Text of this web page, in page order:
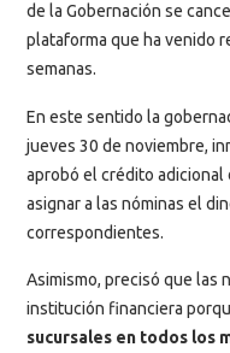
de la Gobernación se
plataforma que ha venido
semanas.
En este sentido la
jueves 30 de noviembre,
aprobó el crédito adicional
asignar a las nóminas el
correspondientes.
Asimismo, precisó que las
institución financiera
sucursales en todos los